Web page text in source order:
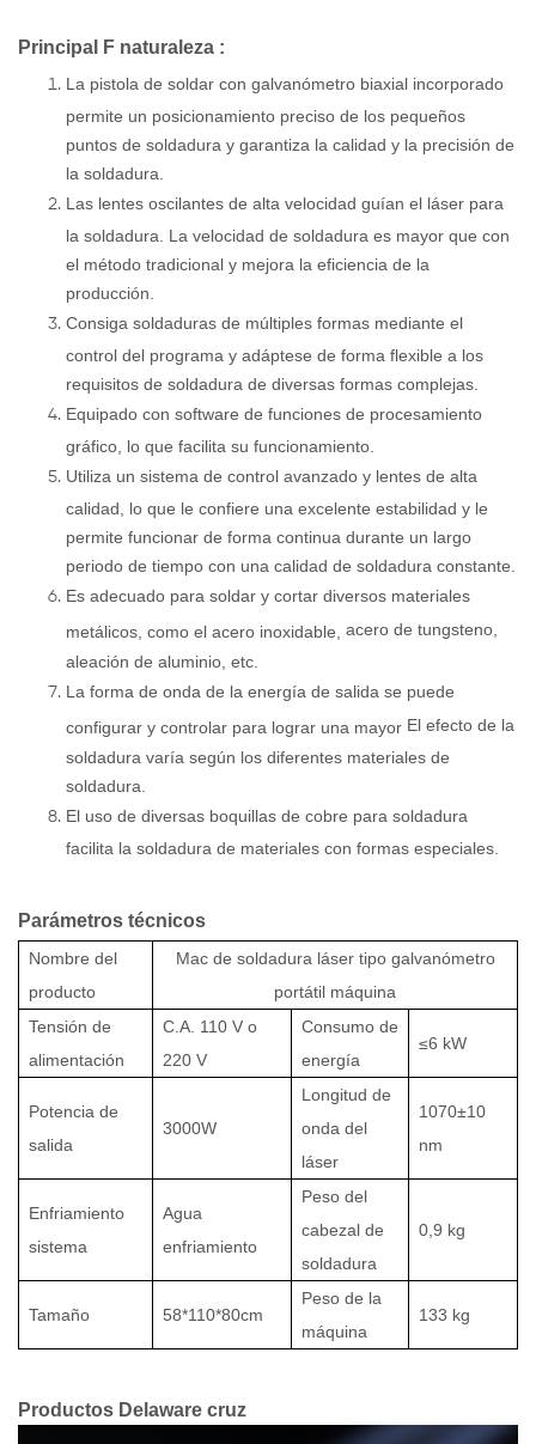
Principal F naturaleza :
La pistola de soldar con galvanómetro biaxial incorporado
permite un posicionamiento preciso de los pequeños
puntos de soldadura y garantiza la calidad y la precisión de
la soldadura.
Las lentes oscilantes de alta velocidad guían el láser para
la soldadura. La velocidad de soldadura es mayor que con
el método tradicional y mejora la eficiencia de la
producción.
Consiga soldaduras de múltiples formas mediante el
control del programa y adáptese de forma flexible a los
requisitos de soldadura de diversas formas complejas.
Equipado con software de funciones de procesamiento
gráfico, lo que facilita su funcionamiento.
Utiliza un sistema de control avanzado y lentes de alta
calidad, lo que le confiere una excelente estabilidad y le
permite funcionar de forma continua durante un largo
periodo de tiempo con una calidad de soldadura constante.
Es adecuado para soldar y cortar diversos materiales
metálicos, como el acero inoxidable, acero de tungsteno,
aleación de aluminio, etc.
La forma de onda de la energía de salida se puede
configurar y controlar para lograr una mayor El efecto de la
soldadura varía según los diferentes materiales de
soldadura.
El uso de diversas boquillas de cobre para soldadura
facilita la soldadura de materiales con formas especiales.
Parámetros técnicos
Nombre del
producto
Mac de soldadura láser tipo galvanómetro
portátil máquina
Tensión de
alimentación
C.A. 110 V o
220 V
Consumo de
energía
≤6 kW
Potencia de
salida
3000W
Longitud de
onda del
láser
1070±10
nm
Enfriamiento
sistema
Agua
enfriamiento
Peso del
cabezal de
soldadura
0,9 kg
Tamaño 58*110*80cm
Peso de la
máquina
133 kg
Productos Delaware cruz